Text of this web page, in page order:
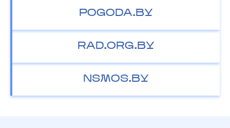
POGODA.BY
RAD.ORG.BY
NSMOS.BY